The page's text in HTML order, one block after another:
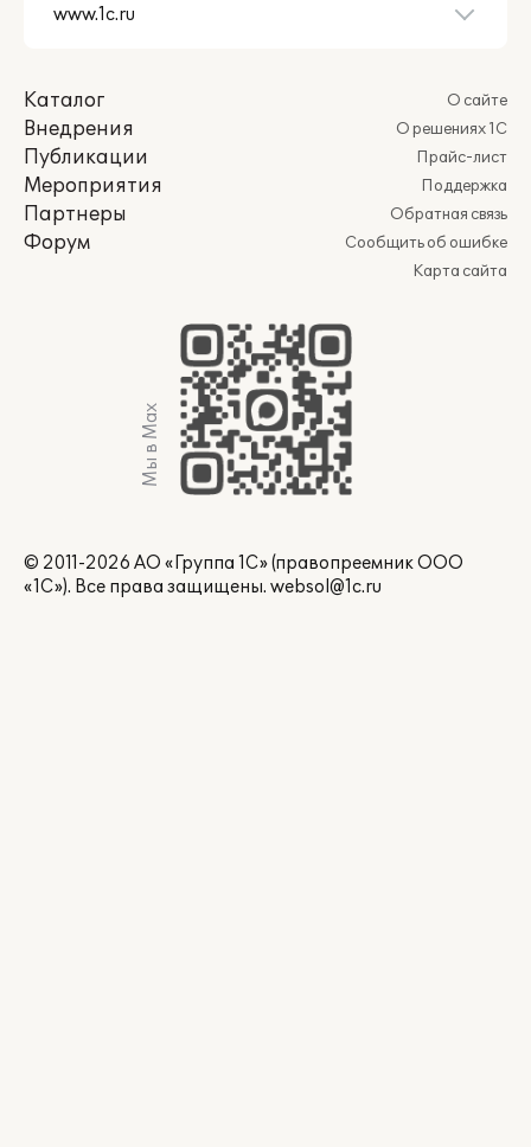
Каталог
Внедрения
Публикации
Мероприятия
Партнеры
Форум
О сайте
О решениях 1С
Прайс-лист
Поддержка
Обратная связь
Сообщить об ошибке
Карта сайта
Мы в Max
© 2011-2026 АО «Группа 1С» (правопреемник ООО
«1С»). Все права защищены. websol@1c.ru